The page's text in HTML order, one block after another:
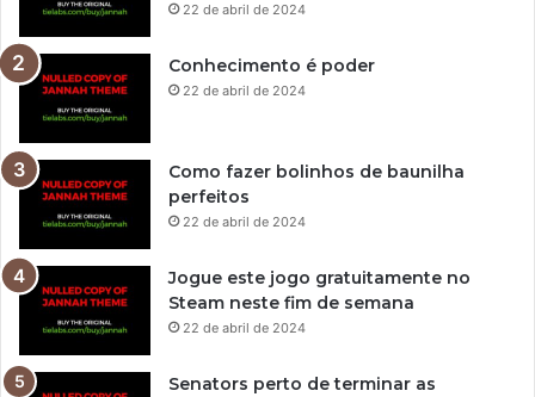
22 de abril de 2024
Conhecimento é poder
22 de abril de 2024
Como fazer bolinhos de baunilha
perfeitos
22 de abril de 2024
Jogue este jogo gratuitamente no
Steam neste fim de semana
22 de abril de 2024
Senators perto de terminar as